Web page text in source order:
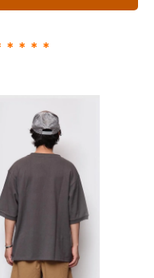
＊＊＊